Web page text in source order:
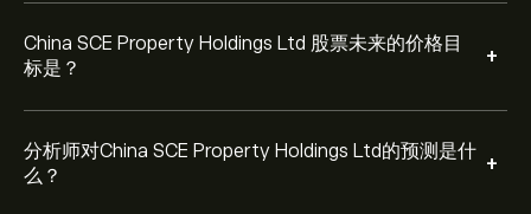
China SCE Property Holdings Ltd 股票未来的价格目
标是？
+
分析师对China SCE Property Holdings Ltd的预测是什
么？
+